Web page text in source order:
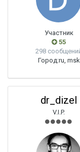
Участник
55
298
Город:ru, msk
dr_dizel
V.I.P.